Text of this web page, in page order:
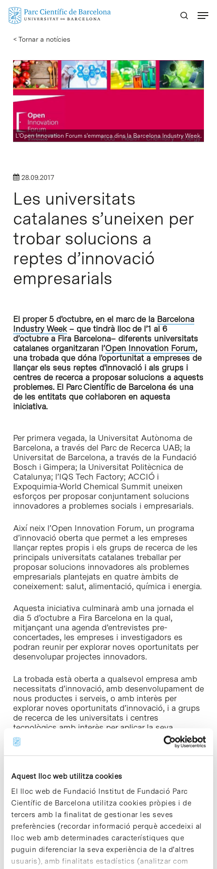
Aquest lloc web utilitza cookies
El lloc web de Fundació Institut de Fundació Parc
Científic de Barcelona utilitza cookies pròpies i de
tercers amb la finalitat de gestionar les seves
preferències (recordar informació perquè accedeixi al
lloc web amb determinades característiques que
puguin diferenciar la seva experiència de la d'altres
usuaris), amb finalitats estadístics (analitzar com
Skip
content
< Tornar a notícies
L'Open Innovation Forum s'emmarca dins la Barcelona Industry Week.
28.09.2017
Les universitats
catalanes s’uneixen per
trobar solucions a
reptes d’innovació
empresarials
El proper 5 d'octubre, en el marc de la Barcelona
Industry Week– que tindrà lloc de l’1 al 6
d’octubre a Fira Barcelona– diferents universitats
catalanes organitzaran l’Open Innovation Forum,
una trobada que dóna l'oportunitat a empreses de
llançar els seus reptes d'innovació i als grups i
centres de recerca a proposar solucions a aquests
problemes. El Parc Científic de Barcelona és una
de les entitats que col·laboren en aquesta
iniciativa.
Per primera vegada, la Universitat Autònoma de
Barcelona, a través del Parc de Recerca UAB; la
Universitat de Barcelona, a través de la Fundació
Bosch i Gimpera; la Universitat Politècnica de
Catalunya; l’IQS Tech Factory; ACCIÓ i
Expoquimia-World Chemical Summit uneixen
esforços per proposar conjuntament solucions
innovadores a problemes socials i empresarials.
Així neix l’Open Innovation Forum, un programa
d’innovació oberta que permet a les empreses
llançar reptes propis i els grups de recerca de les
principals universitats catalanes treballar per
proposar solucions innovadores als problemes
empresarials plantejats en quatre àmbits de
coneixement: salut, alimentació, química i energia.
Aquesta iniciativa culminarà amb una jornada el
dia 5 d’octubre a Fira Barcelona en la qual,
mitjançant una agenda d’entrevistes pre-
concertades, les empreses i investigadors es
podran reunir per explorar noves oportunitats per
desenvolupar projectes innovadors.
La trobada està oberta a qualsevol empresa amb
necessitats d’innovació, amb desenvolupament de
nous productes i serveis, o amb interès per
explorar noves oportunitats d’innovació, i a grups
de recerca de les universitats i centres
tecnològics amb interès per aplicar la seva
investigació al teixit empresarial català.
► Les empreses poden registrar-se i proposar els
setembre al web de
l’esdeveniment:www.openinnovationforum.cat
Share Share